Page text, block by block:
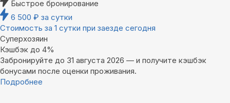
Быстрое бронирование
6 500 ₽ за сутки
Стоимость за 1 сутки при заезде сегодня
Суперхозяин
Кэшбэк до 4%
Забронируйте до 31 августа 2026 — и получите кэшбэк
бонусами после оценки проживания.
Подробнее